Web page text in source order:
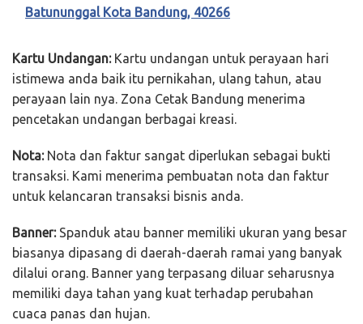
Batununggal Kota Bandung, 40266
Kartu Undangan:Kartu undangan untuk perayaan hari
istimewa anda baik itu pernikahan, ulang tahun, atau
perayaan lain nya. Zona Cetak Bandung menerima
pencetakan undangan berbagai kreasi.
Nota:Nota dan faktur sangat diperlukan sebagai bukti
transaksi. Kami menerima pembuatan nota dan faktur
untuk kelancaran transaksi bisnis anda.
Banner:Spanduk atau banner memiliki ukuran yang besar
biasanya dipasang di daerah-daerah ramai yang banyak
dilalui orang. Banner yang terpasang diluar seharusnya
memiliki daya tahan yang kuat terhadap perubahan
cuaca panas dan hujan.